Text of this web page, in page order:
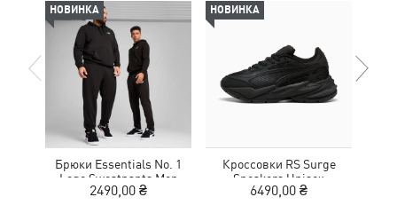
НОВИНКА
Брюки Essentials No. 1
Logo Sweatpants Men
2490,00 ₴
НОВИНКА
Кроссовки RS Surge
Sneakers Unisex
6490,00 ₴